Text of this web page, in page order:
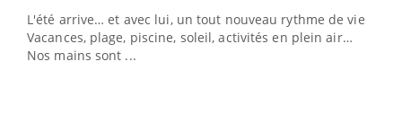
L'été arrive… et avec lui, un tout nouveau rythme de vie !
Vacances, plage, piscine, soleil, activités en plein air…
Nos mains sont ...